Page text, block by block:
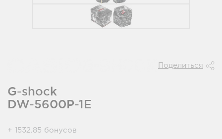
Поделиться
G-shock
DW-5600P-1E
+ 1532.85 бонусов